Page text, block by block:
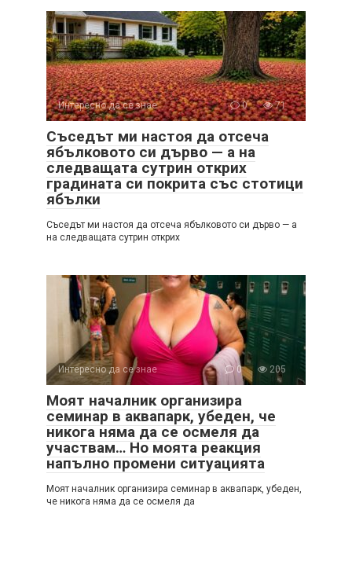
Интересно да се знае 0 71
Съседът ми настоя да отсеча
ябълковото си дърво — а на
следващата сутрин открих
градината си покрита със стотици
ябълки
Съседът ми настоя да отсеча ябълковото си дърво — а
на следващата сутрин открих
Интересно да се знае 0 205
Моят началник организира
семинар в аквапарк, убеден, че
никога няма да се осмеля да
участвам… Но моята реакция
напълно промени ситуацията
Моят началник организира семинар в аквапарк, убеден,
че никога няма да се осмеля да